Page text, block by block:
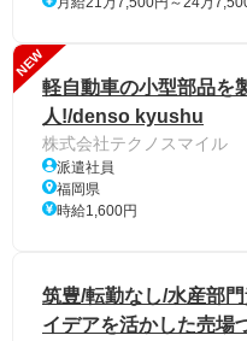
NEW
軽自動車の小型部品を
人!/denso kyushu
株式会社テクノスマイル
派遣社員
福岡県
時給1,600円
筑豊/転勤なし/水産部
イデアを活かした売場